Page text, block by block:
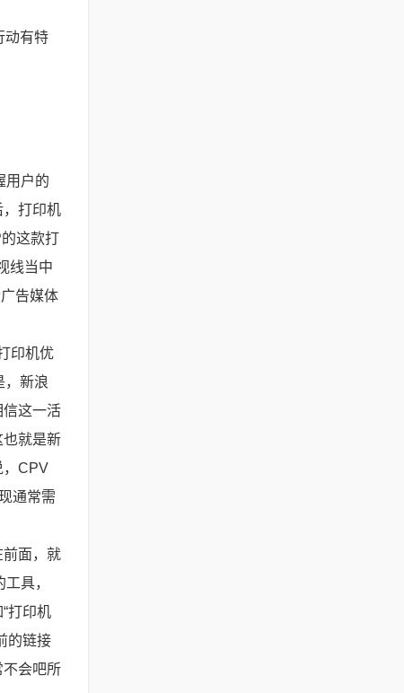
动有特
用户的
，打印机
这款打
线当中
告媒体
印机优
，新浪
信这一活
也就是新
，CPV
通常需
前面，就
具，
打印机
的链接
不会吧所